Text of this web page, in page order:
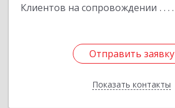
Клиентов на сопровождении
Отправить заявку
Показать контакты
Отправить заявку
Назад